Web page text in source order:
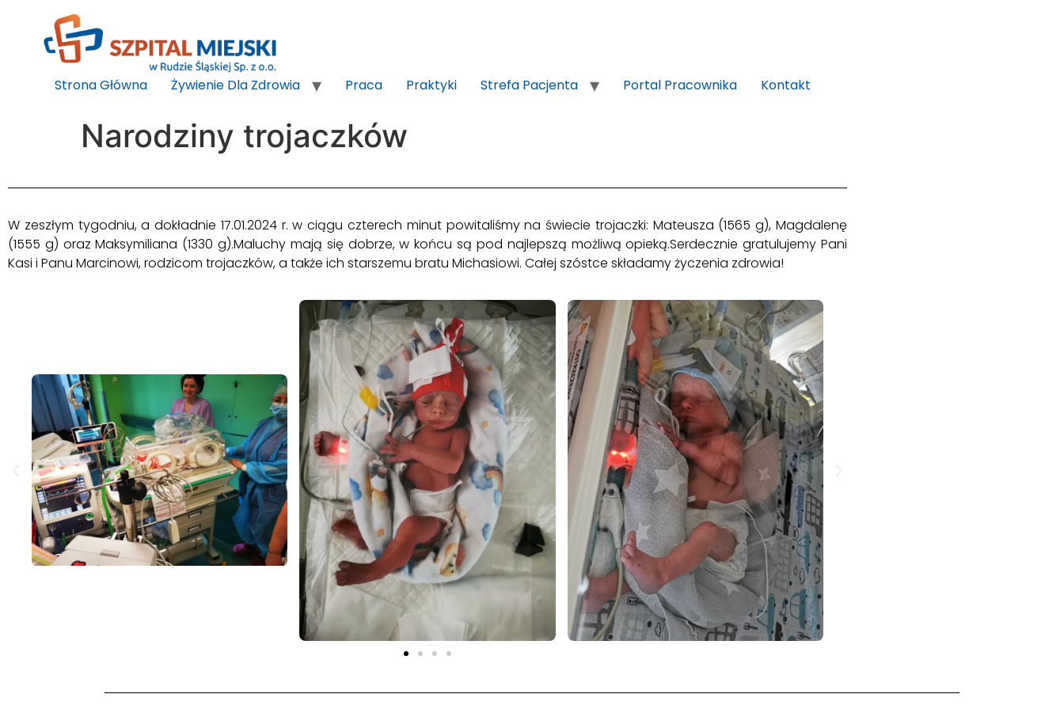
Strona Główna Żywienie Dla Zdrowia Praca Praktyki Strefa Pacjenta Portal Pracownika Kontakt
Narodziny trojaczków
W zeszłym tygodniu, a dokładnie 17.01.2024 r. w ciągu czterech minut powitaliśmy na świecie trojaczki: Mateusza (1565 g), Magdalenę
(1555 g) oraz Maksymiliana (1330 g).Maluchy mają się dobrze, w końcu są pod najlepszą możliwą opieką.Serdecznie gratulujemy Pani
Kasi i Panu Marcinowi, rodzicom trojaczków, a także ich starszemu bratu Michasiowi. Całej szóstce składamy życzenia zdrowia!